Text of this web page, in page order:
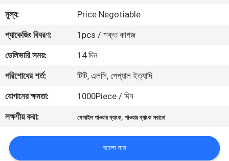
মান
নিয়ন্ত্রণ
খবর
মূল্য:
Price Negotiable
প্যাকেজিং বিবরণ:
1pcs / শক্ত কাগজ
ডেলিভারি সময়:
14 দিন
পরিশোধের শর্ত:
টিটি, এলসি, পেপ্যাল ​​ইত্যাদি
যোগানের ক্ষমতা:
1000Piece / দিন
লক্ষণীয় করা:
মোবাইল পাওয়ার ব্যাংক,পাওয়ার ব্যাংক সরানো
ভালো দাম